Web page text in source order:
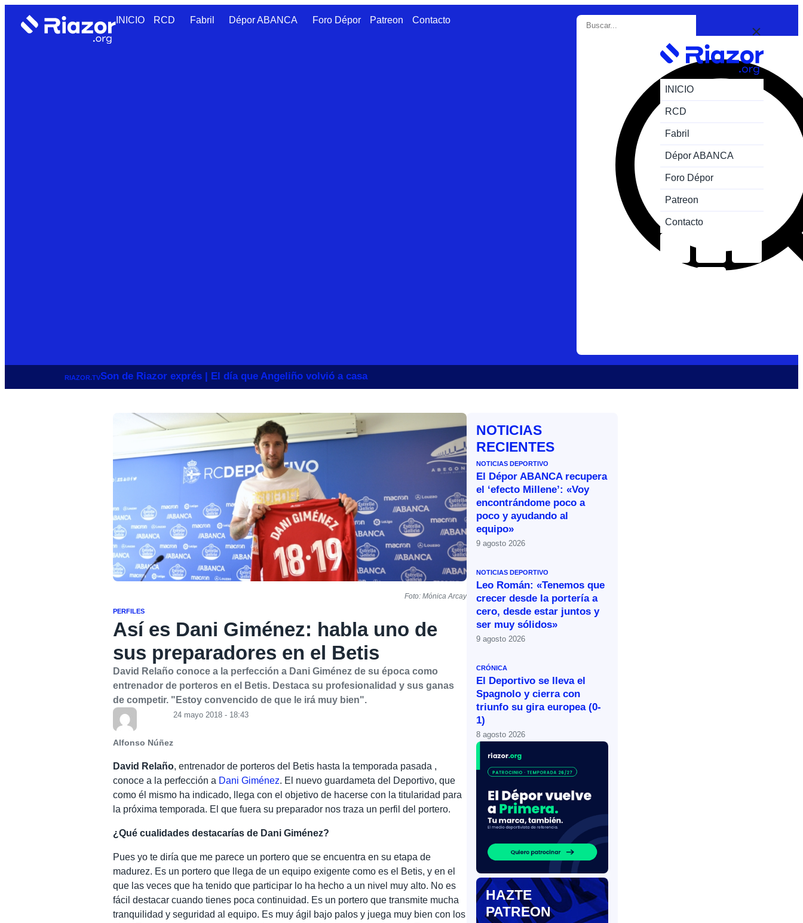
INICIO RCD Fabril Dépor ABANCA Foro Dépor Patreon Contacto
INICIO
RCD
Fabril
Dépor ABANCA
Foro Dépor
Patreon
Contacto
RIAZOR.TVSon de Riazor exprés | El día que Angeliño volvió a casa
Foto: Mónica Arcay
PERFILES
Así es Dani Giménez: habla uno de
sus preparadores en el Betis
David Relaño conoce a la perfección a Dani Giménez de su época como
entrenador de porteros en el Betis. Destaca su profesionalidad y sus ganas
de competir. "Estoy convencido de que le irá muy bien".
Alfonso Núñez
24 mayo 2018 - 18:43
David Relaño, entrenador de porteros del Betis hasta la temporada pasada ,
conoce a la perfección a Dani Giménez. El nuevo guardameta del Deportivo, que
como él mismo ha indicado, llega con el objetivo de hacerse con la titularidad para
la próxima temporada. El que fuera su preparador nos traza un perfil del portero.
¿Qué cualidades destacarías de Dani Giménez?
Pues yo te diría que me parece un portero que se encuentra en su etapa de
madurez. Es un portero que llega de un equipo exigente como es el Betis, y en el
que las veces que ha tenido que participar lo ha hecho a un nivel muy alto. No es
fácil destacar cuando tienes poca continuidad. Es un portero que transmite mucha
tranquilidad y seguridad al equipo. Es muy ágil bajo palos y juega muy bien con los
NOTICIAS
RECIENTES
NOTICIAS DEPORTIVO
El Dépor ABANCA recupera
el ‘efecto Millene’: «Voy
encontrándome poco a
poco y ayudando al
equipo»
9 agosto 2026
NOTICIAS DEPORTIVO
Leo Román: «Tenemos que
crecer desde la portería a
cero, desde estar juntos y
ser muy sólidos»
9 agosto 2026
CRÓNICA
El Deportivo se lleva el
Spagnolo y cierra con
triunfo su gira europea (0-
1)
8 agosto 2026
HAZTE
PATREON